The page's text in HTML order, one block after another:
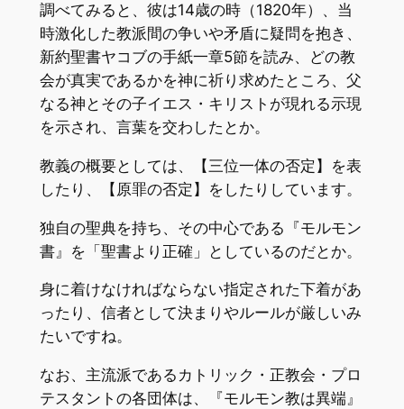
調べてみると、彼は14歳の時（1820年）、当
時激化した教派間の争いや矛盾に疑問を抱き、
新約聖書ヤコブの手紙一章5節を読み、どの教
会が真実であるかを神に祈り求めたところ、父
なる神とその子イエス・キリストが現れる示現
を示され、言葉を交わしたとか。
教義の概要としては、【三位一体の否定】を表
したり、【原罪の否定】をしたりしています。
独自の聖典を持ち、その中心である『モルモン
書』を「聖書より正確」としているのだとか。
身に着けなければならない指定された下着があ
ったり、信者として決まりやルールが厳しいみ
たいですね。
なお、主流派であるカトリック・正教会・プロ
テスタントの各団体は、『モルモン教は異端』